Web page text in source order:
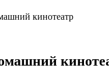
кинотеатр